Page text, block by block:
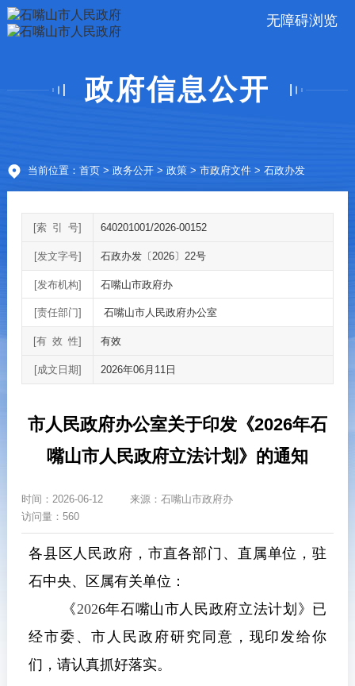
无障碍浏览
政府信息公开
当前位置： 首页> 政务公开> 政策> 市政府文件> 石政办发
[索 引 号] 640201001/2026-00152
[发文字号] 石政办发〔2026〕22号
[发布机构] 石嘴山市政府办
[责任部门] ​ 石嘴山市人民政府办公室
[有 效 性] 有效
[成文日期] 2026年06月11日
市人民政府办公室关于印发《2026年石
嘴山市人民政府立法计划》的通知
时间： 2026-06-12 来源： 石嘴山市政府办
访问量：560
各县区人民政府，市直各部门、直属单位，驻
石中央、区属有关单位：
《2026年石嘴山市人民政府立法计划》已
经市委、市人民政府研究同意，现印发给你
们，请认真抓好落实。